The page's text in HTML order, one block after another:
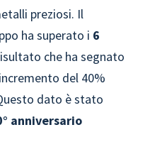
preziosi. Il
ha superato i 6
che ha segnato
del 40%
dato è stato
anniversario